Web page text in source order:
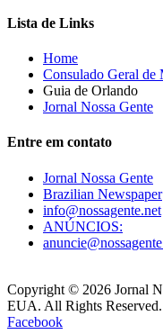
Lista de Links
Home
Consulado Geral de
Guia de Orlando
Jornal Nossa Gente
Entre em contato
Jornal Nossa Gente
Brazilian Newspaper
info@nossagente.net
ANÚNCIOS:
Copyright © 2026 Jornal
EUA. All Rights Reserved.
Facebook